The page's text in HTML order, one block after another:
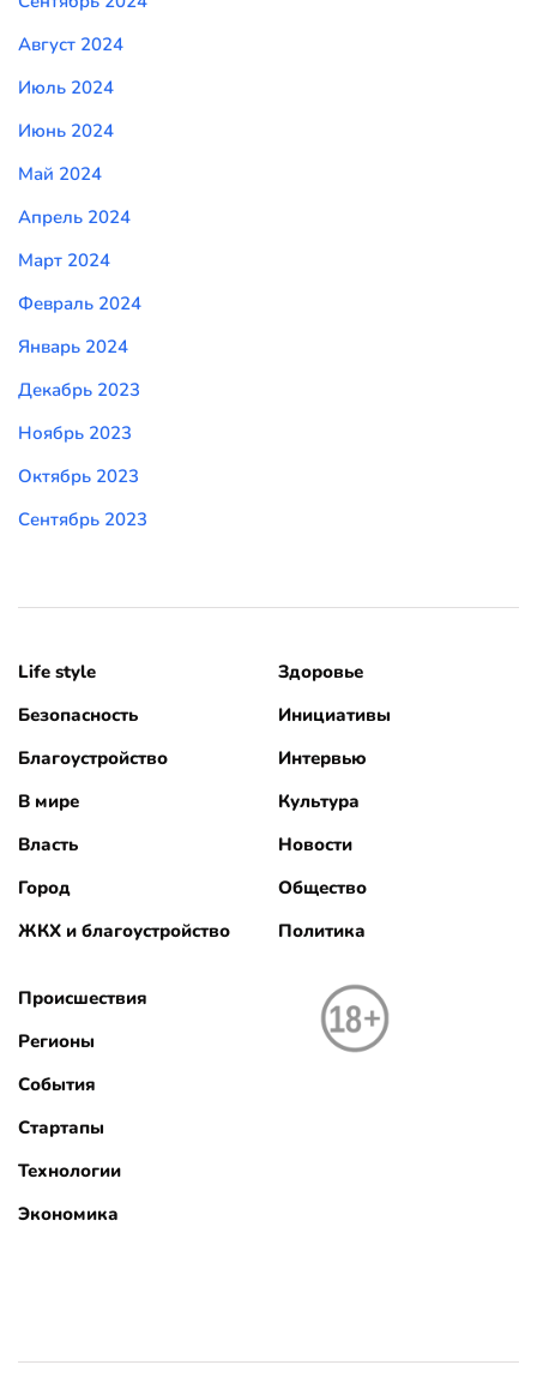
Август 2024
Июль 2024
Июнь 2024
Май 2024
Апрель 2024
Март 2024
Февраль 2024
Январь 2024
Декабрь 2023
Ноябрь 2023
Октябрь 2023
Сентябрь 2023
Life style
Безопасность
Благоустройство
В мире
Власть
Город
ЖКХ и благоустройство
Здоровье
Инициативы
Интервью
Культура
Новости
Общество
Политика
Происшествия
Регионы
События
Стартапы
Технологии
Экономика